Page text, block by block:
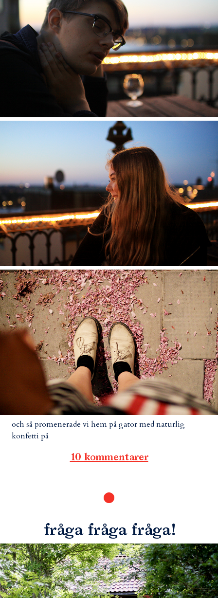
och så promenerade vi hem på gator med naturlig
konfetti på
10 kommentarer
fråga fråga fråga!